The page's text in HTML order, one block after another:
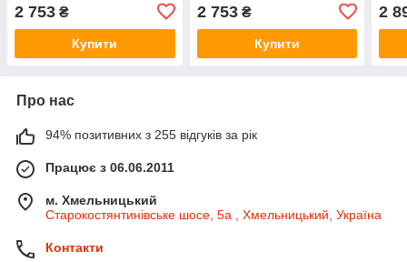
2 753 ₴
Купити
226807131R
2 753₴
Купити
2
Про нас
94% позитивних з 255 відгуків за рік
Працює з 06.06.2011
м. Хмельницький
Старокостянтинівське шосе, 5а , Хмельницький, Україна
Контакти